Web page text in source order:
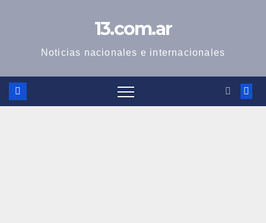
13.com.ar
Noticias nacionales e internacionales